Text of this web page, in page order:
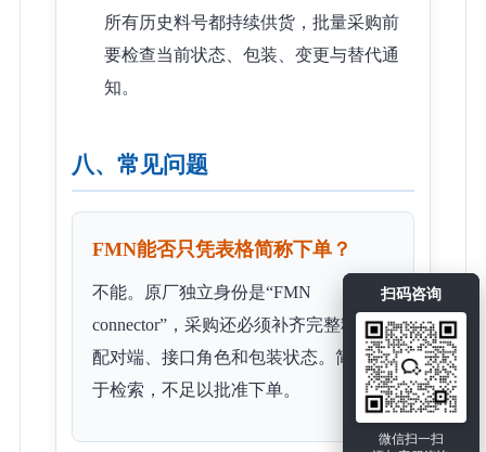
扫码咨询
微信扫一扫
所有历史料号都持续供货，批量采购前
要检查当前状态、包装、变更与替代通
知。
八、常见问题
FMN能否只凭表格简称下单？
不能。原厂独立身份是“FMN
connector”，采购还必须补齐完整料号、
配对端、接口角色和包装状态。简称用
于检索，不足以批准下单。